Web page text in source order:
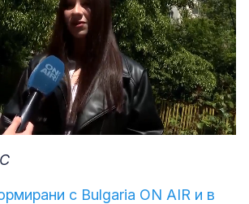
Loaded
59.29%
с Bulgaria ON AIR и в